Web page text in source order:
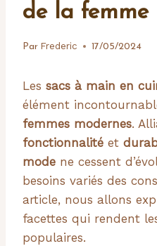
de la femme
Par Frederic 17/05/2024
Les sacs à main en
élément
femmes modernes.
fonctionnalité et
mode ne cessent
besoins variés des
article, nous allons
facettes qui rendent
populaires.